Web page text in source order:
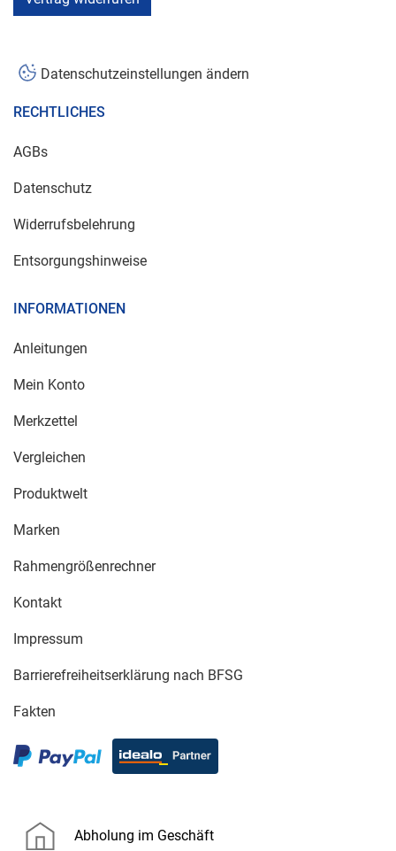
Datenschutzeinstellungen ändern
RECHTLICHES
AGBs
Datenschutz
Widerrufsbelehrung
Entsorgungshinweise
INFORMATIONEN
Anleitungen
Mein Konto
Merkzettel
Vergleichen
Produktwelt
Marken
Rahmengrößenrechner
Kontakt
Impressum
Barrierefreiheitserklärung nach BFSG
Fakten
Abholung im Geschäft